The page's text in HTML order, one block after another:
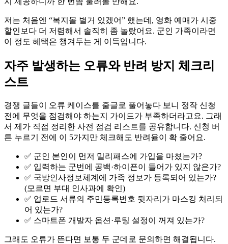
저는 처음엔 “복지몰 별거 있겠어” 했는데, 영화 예매가 시중
할인보다 더 저렴해서 솔직히 좀 놀랐어요. 군인 가족이라면
이 정도 혜택은 챙겨두는 게 이득입니다.
자주 발생하는 오류와 반려 방지 체크리
스트
경쟁 글들이 오류 케이스를 줄글로 풀어놓다 보니 정작 신청
전에 무엇을 점검해야 하는지 가이드가 부족하더라고요. 그래
서 제가 직접 정리한 사전 점검 리스트를 공유합니다. 신청 버
튼 누르기 전에 이 5가지만 체크해도 반려율이 확 줄어요.
✅ 군인 본인이 먼저 밀리패스에 가입을 마쳤는가?
✅ 입력하는 군번에 공백·하이픈이 들어가 있지 않은가?
✅ 국방인사정보체계에 가족 정보가 등록되어 있는가?
(모르면 부대 인사과에 확인)
✅ 업로드 서류의 주민등록번호 뒷자리가 마스킹 처리되
어 있는가?
✅ 스마트폰 개발자 옵션·루팅 설정이 꺼져 있는가?
그래도 오류가 뜬다면 보통 두 군데로 문의하면 해결됩니다.